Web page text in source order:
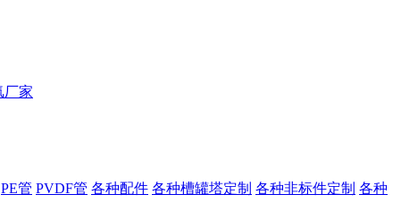
PE管 PVDF管 各种配件 各种槽罐塔定制 各种非标件定制 各种